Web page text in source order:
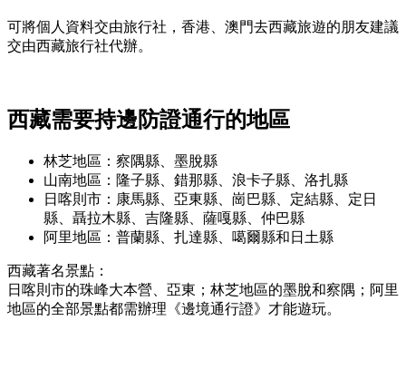
可將個人資料交由旅行社，香港、澳門去西藏旅遊的朋友建議
交由西藏旅行社代辦。
西藏需要持邊防證通行的地區
林芝地區：察隅縣、墨脫縣
山南地區：隆子縣、錯那縣、浪卡子縣、洛扎縣
日喀則市：康馬縣、亞東縣、崗巴縣、定結縣、定日
縣、聶拉木縣、吉隆縣、薩嘎縣、仲巴縣
阿里地區：普蘭縣、扎達縣、噶爾縣和日土縣
西藏著名景點：
日喀則市的珠峰大本營、亞東；林芝地區的墨脫和察隅；阿里
地區的全部景點都需辦理《邊境通行證》才能遊玩。